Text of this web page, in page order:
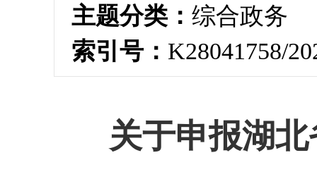
主题分类：综合政务
索引号： K28041758/
关于申报湖